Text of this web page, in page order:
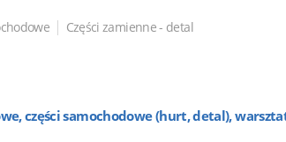
| Części zamienne - detal
części samochodowe (hurt, detal),